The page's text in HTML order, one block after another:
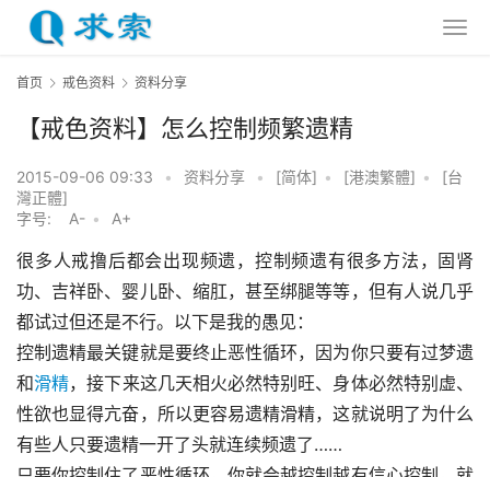
首页 戒色资料 资料分享
【戒色资料】怎么控制频繁遗精
2015-09-06 09:33 • 资料分享 • [简体] • [港澳繁體] •
[台
灣正體]
字号:
A- • A+
很多人戒撸后都会出现频遗，控制频遗有很多方法，固肾
功、吉祥卧、婴儿卧、缩肛，甚至绑腿等等，但有人说几乎
都试过但还是不行。以下是我的愚见：
控制遗精最关键就是要终止恶性循环，因为你只要有过梦遗
和滑精，接下来这几天相火必然特别旺、身体必然特别虚、
性欲也显得亢奋，所以更容易遗精滑精，这就说明了为什么
有些人只要遗精一开了头就连续频遗了……